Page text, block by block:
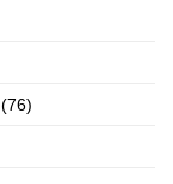
(76)